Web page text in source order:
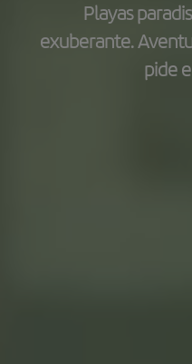
Playas
exuberante.
pide